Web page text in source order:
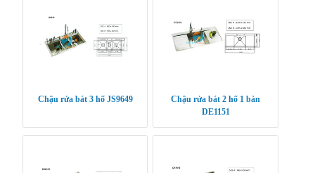
Chậu rửa bát 3 hố JS9649
Chậu rửa bát 2 hố 1 bàn
DE1151